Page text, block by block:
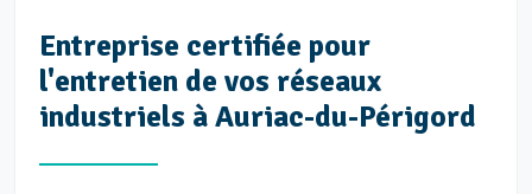
Entreprise certifiée pour
l'entretien de vos réseaux
industriels à Auriac-du-Périgord